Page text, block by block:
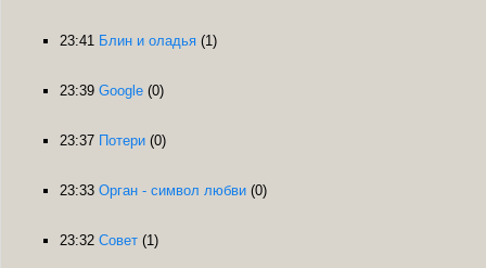
23:41 Блин и оладья (1)
23:39 Google (0)
23:37 Потери (0)
23:33 Орган - символ любви (0)
23:32 Совет (1)